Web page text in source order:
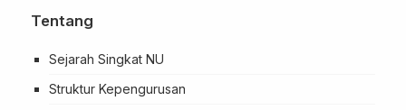
Tentang
Sejarah Singkat NU
Struktur Kepengurusan